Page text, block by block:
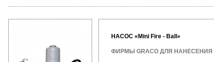
НАСОС «Mini Fire - Ball»
ФИРМЫ GRACO ДЛЯ НАНЕСЕНИЯ